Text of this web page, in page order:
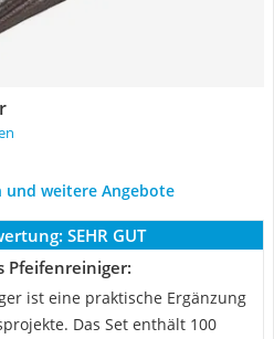
und weitere Angebote
SEHR GUT
Pfeifenreiniger:
ist eine praktische Ergänzung
Das Set enthält 100